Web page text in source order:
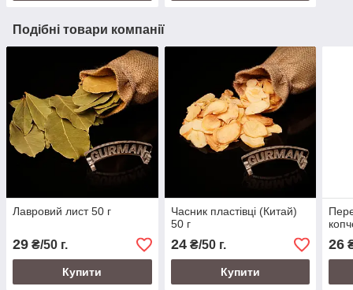
Подібні товари компанії
Лавровий лист 50 г
29 ₴/50 г.
Купити
Часник пластівці (Китай)
50 г
24₴/50 г.
Купити
26